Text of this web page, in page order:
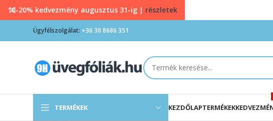
Ügyfélszolgálat: +36 30 8686 351
TERMÉKEK KEZDŐLAPTERMÉKEK
10-20% kedvezmény augusztus 31-ig | részletek